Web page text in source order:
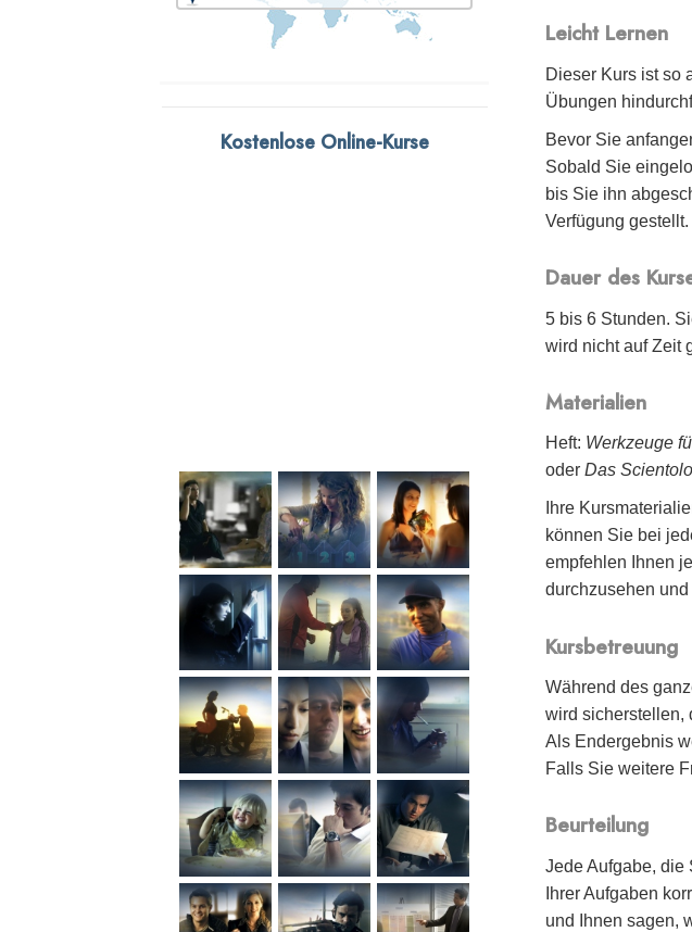
Leicht Lernen
Dieser Kurs ist so
Übungen
Bevor Sie
Sobald Sie
bis Sie ihn
Verfügung gestellt.
Dauer des
5 bis 6 Stunden.
wird nicht auf Zeit
Materialien
Heft: Werkzeuge
oderDas
Ihre
können Sie bei
empfehlen Ihnen
durchzusehen
Kursbetreuung
Während des
wird sicherstellen,
Als Endergebnis
Falls Sie weitere
Beurteilung
Jede Aufgabe, die
Ihrer Aufgaben
und Ihnen sagen,
Kostenlose Online-Kurse